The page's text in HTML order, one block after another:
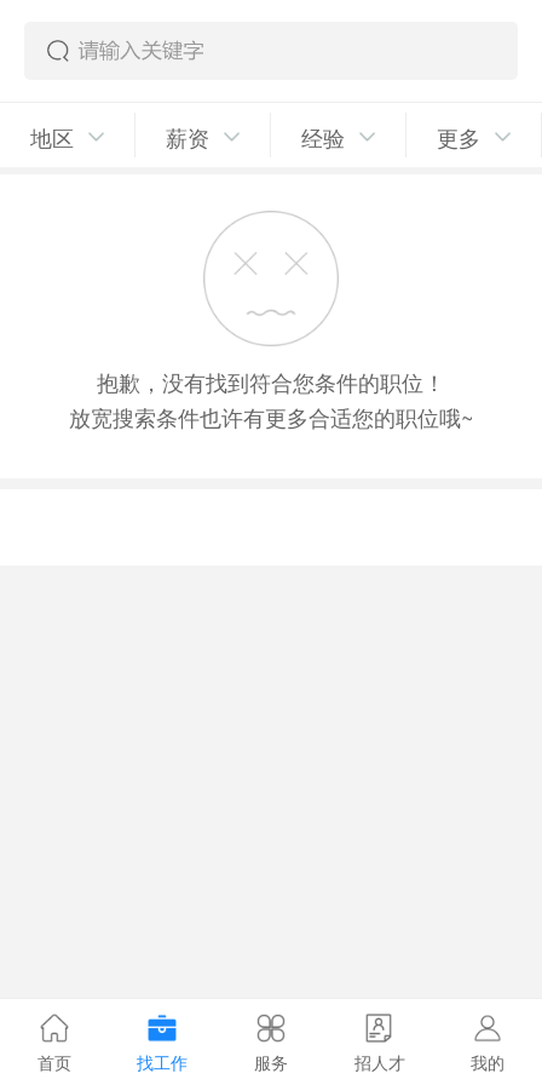
地区 薪资 经验 更多
抱歉，没有找到符合您条件的职位！
放宽搜索条件也许有更多合适您的职位哦~
首页 找工作 服务 招人才 我的